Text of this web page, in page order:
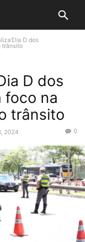
D dos
trânsito
D dos
foco na
trânsito
2024 0